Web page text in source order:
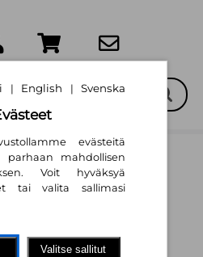
| English | Svenska
evästeitä
parhaan mahdollisen
Voit hyväksyä
tai valita sallimasi
Valitse sallitut